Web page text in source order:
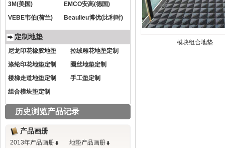
3M(美国)
EMCO安高(德国)
VEBE韦伯(荷兰)
Beaulieu博优(比利时)
定制地垫
尼龙印花橡胶地垫
拉绒雕花地垫定制
涤纶印花地垫定制
圈丝地垫定制
楼梯走道地垫定制
手工垫定制
组合模块垫定制
历史浏览产品记录
产品画册
2013年产品画册 地垫产品画册
模块组合地垫